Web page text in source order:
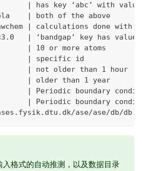
| has key ‘abc’
bla    | both of the
| calculations
| ‘bandgap’ key
| 10 or more
| specific id
| not older than 1
| older than 1
| Periodic boundary
| Periodic boundary
ase/ase/db/
格式的自动推测，以及数据目录